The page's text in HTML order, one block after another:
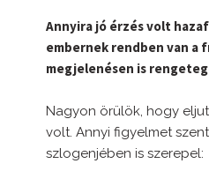
Annyira jó érzés volt
embernek rendben van a
megjelenésen is
Nagyon örülök, hogy
volt. Annyi figyelmet
szlogenjében is szerepel: